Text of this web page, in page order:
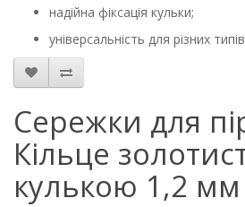
надійна фіксація кульки;
універсальність для різних
Сережки для
Кільце
кулькою 1,2 мм